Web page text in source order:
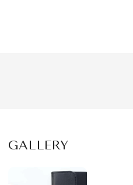
GALLERY